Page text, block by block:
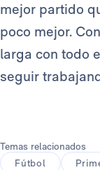
mejor partido
poco mejor.
larga con todo
seguir
Temas relacionados
Fútbol